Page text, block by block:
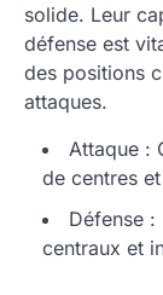
solide. Leur
défense est
des positions
attaques.
Attaque :
de centres
Défense :
centraux et